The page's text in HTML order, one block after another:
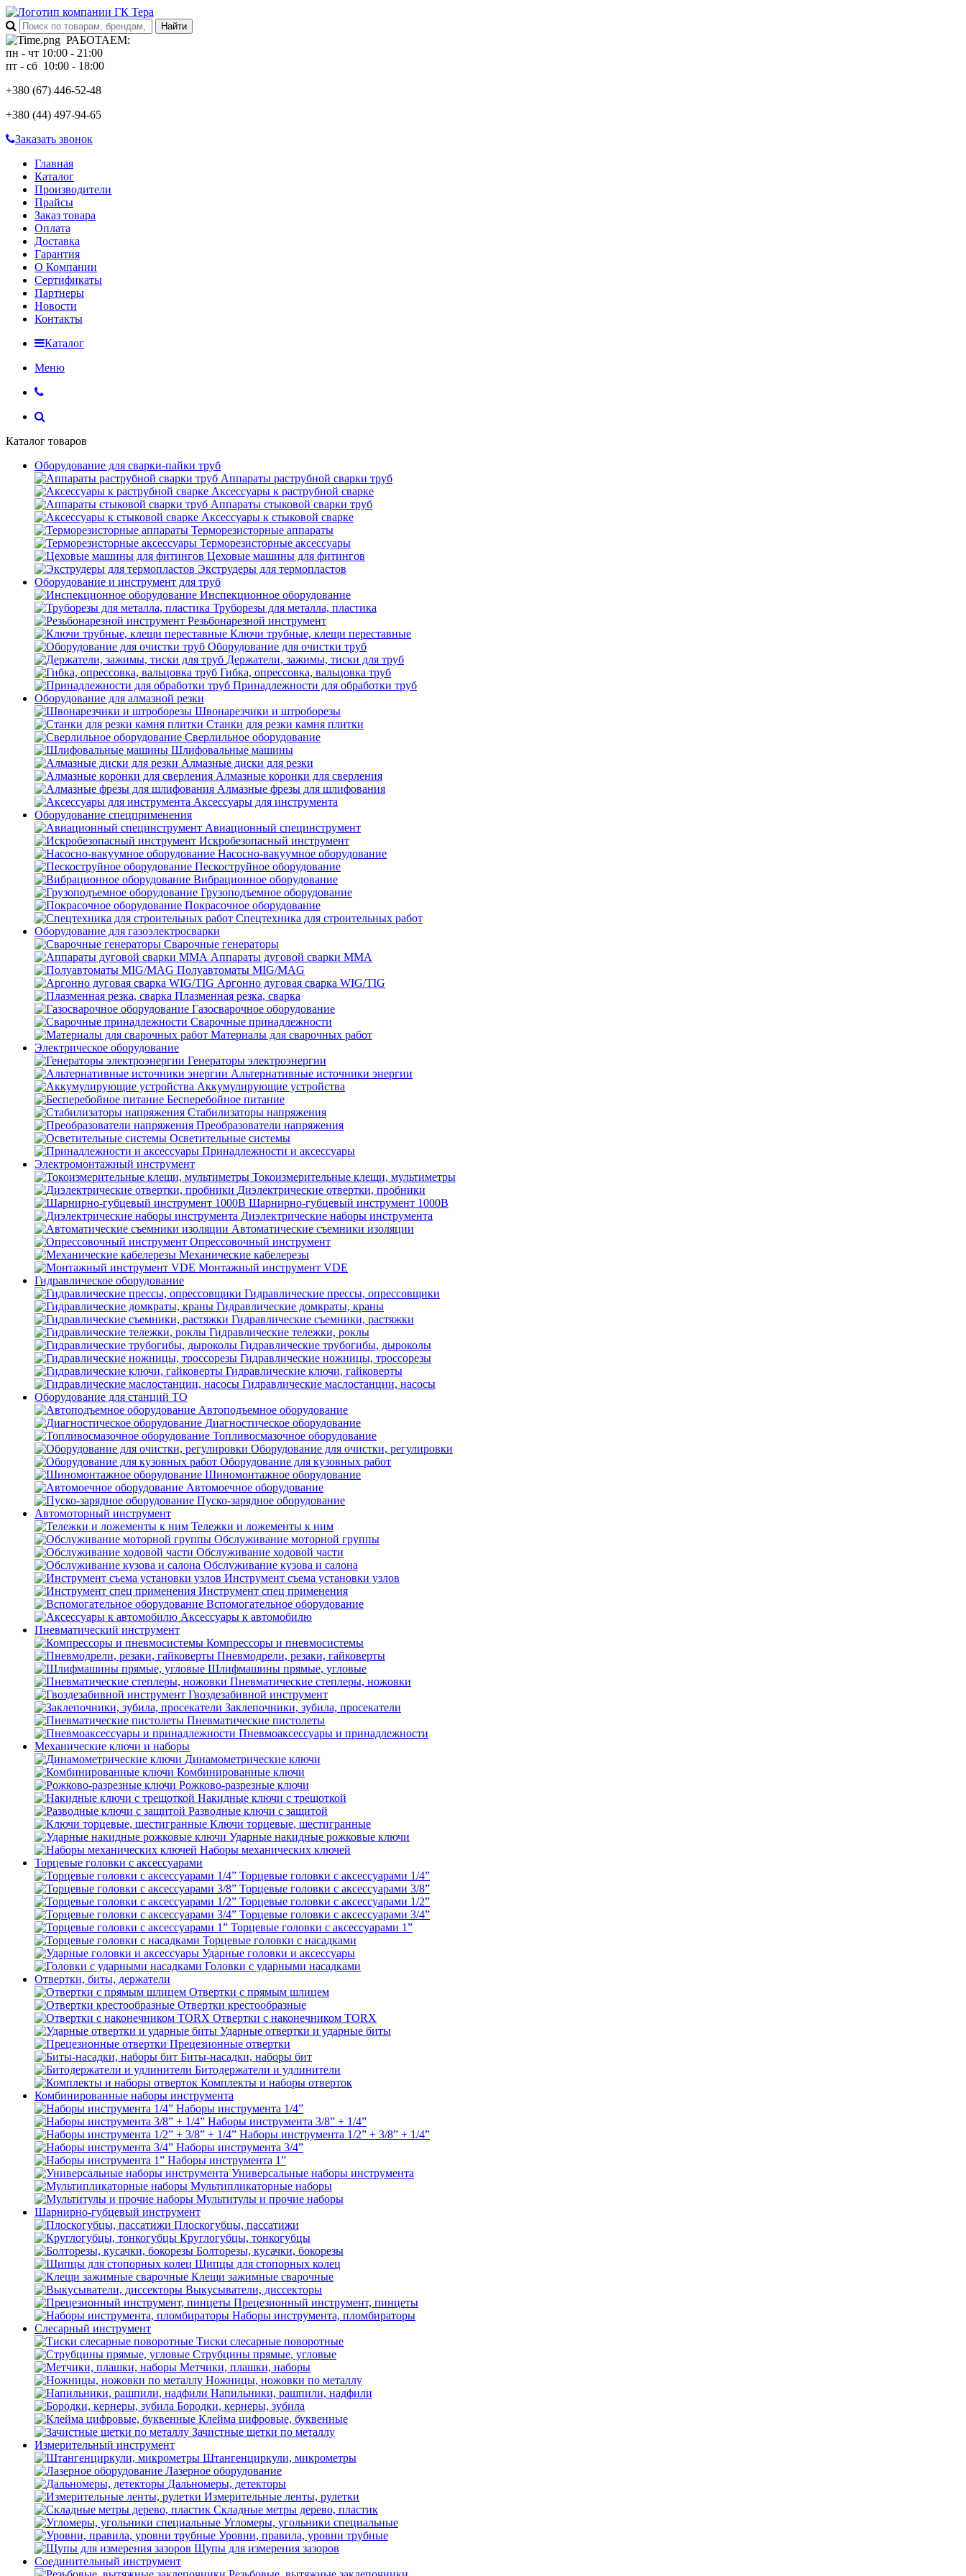
РАБОТАЕМ:
пн - чт 10:00 - 21:00
пт - сб 10:00 - 18:00
+380 (67) 446-52-48
+380 (44) 497-94-65
Заказать звонок
Главная
Каталог
Производители
Прайсы
Заказ товара
Оплата
Доставка
Гарантия
О Компании
Сертификаты
Партнеры
Новости
Контакты
Каталог
Меню
Каталог товаров
Оборудование для сварки-пайки труб
Аппараты раструбной сварки труб
Аксессуары к раструбной сварке
Аппараты стыковой сварки труб
Аксессуары к стыковой сварке
Терморезисторные аппараты
Терморезисторные аксессуары
Цеховые машины для фитингов
Экструдеры для термопластов
Оборудование и инструмент для труб
Инспекционное оборудование
Труборезы для металла, пластика
Резьбонарезной инструмент
Ключи трубные, клещи переставные
Оборудование для очистки труб
Держатели, зажимы, тиски для труб
Гибка, опрессовка, вальцовка труб
Принадлежности для обработки труб
Оборудование для алмазной резки
Швонарезчики и штроборезы
Станки для резки камня плитки
Сверлильное оборудование
Шлифовальные машины
Алмазные диски для резки
Алмазные коронки для сверления
Алмазные фрезы для шлифования
Аксессуары для инструмента
Оборудование спецприменения
Авиационный специнструмент
Искробезопасный инструмент
Насосно-вакуумное оборудование
Пескоструйное оборудование
Вибрационное оборудование
Грузоподъемное оборудование
Покрасочное оборудование
Спецтехника для строительных работ
Оборудование для газоэлектросварки
Сварочные генераторы
Аппараты дуговой сварки MMA
Полуавтоматы MIG/MAG
Аргонно дуговая сварка WIG/TIG
Плазменная резка, сварка
Газосварочное оборудование
Сварочные принадлежности
Материалы для сварочных работ
Электрическое оборудование
Генераторы электроэнергии
Альтернативные источники энергии
Аккумулирующие устройства
Бесперебойное питание
Стабилизаторы напряжения
Преобразователи напряжения
Осветительные системы
Принадлежности и аксессуары
Электромонтажный инструмент
Токоизмерительные клещи, мультиметры
Диэлектрические отвертки, пробники
Шарнирно-губцевый инструмент 1000В
Диэлектрические наборы инструмента
Автоматические съемники изоляции
Опрессовочный инструмент
Механические кабелерезы
Монтажный инструмент VDE
Гидравлическое оборудование
Гидравлические прессы, опрессовщики
Гидравлические домкраты, краны
Гидравлические съемники, растяжки
Гидравлические тележки, роклы
Гидравлические трубогибы, дыроколы
Гидравлические ножницы, троссорезы
Гидравлические ключи, гайковерты
Гидравлические маслостанции, насосы
Оборудование для станций ТО
Автоподъемное оборудование
Диагностическое оборудование
Топливосмазочное оборудование
Оборудование для очистки, регулировки
Оборудование для кузовных работ
Шиномонтажное оборудование
Автомоечное оборудование
Пуско-зарядное оборудование
Автомоторный инструмент
Тележки и ложементы к ним
Обслуживание моторной группы
Обслуживание ходовой части
Обслуживание кузова и салона
Инструмент съема установки узлов
Инструмент спец применения
Вспомогательное оборудование
Аксессуары к автомобилю
Пневматический инструмент
Компрессоры и пневмосистемы
Пневмодрели, резаки, гайковерты
Шлифмашины прямые, угловые
Пневматические степлеры, ножовки
Гвоздезабивной инструмент
Заклепочники, зубила, просекатели
Пневматические пистолеты
Пневмоаксессуары и принадлежности
Механические ключи и наборы
Динамометрические ключи
Комбинированные ключи
Рожково-разрезные ключи
Накидные ключи с трещоткой
Разводные ключи с защитой
Ключи торцевые, шестигранные
Ударные накидные рожковые ключи
Наборы механических ключей
Торцевые головки с аксессуарами
Торцевые головки с аксессуарами 1/4”
Торцевые головки с аксессуарами 3/8”
Торцевые головки с аксессуарами 1/2”
Торцевые головки с аксессуарами 3/4”
Торцевые головки с аксессуарами 1”
Торцевые головки с насадками
Ударные головки и аксессуары
Головки с ударными насадками
Отвертки, биты, держатели
Отвертки с прямым шлицем
Отвертки крестообразные
Отвертки с наконечником TORX
Ударные отвертки и ударные биты
Прецезионные отвертки
Биты-насадки, наборы бит
Битодержатели и удлинители
Комплекты и наборы отверток
Комбинированные наборы инструмента
Наборы инструмента 1/4”
Наборы инструмента 3/8” + 1/4”
Наборы инструмента 1/2” + 3/8” + 1/4”
Наборы инструмента 3/4”
Наборы инструмента 1”
Универсальные наборы инструмента
Мультипликаторные наборы
Мультитулы и прочие наборы
Шарнирно-губцевый инструмент
Плоскогубцы, пассатижи
Круглогубцы, тонкогубцы
Болторезы, кусачки, бокорезы
Щипцы для стопорных колец
Клещи зажимные сварочные
Выкусыватели, диссекторы
Прецезионный инструмент, пинцеты
Наборы инструмента, пломбираторы
Слесарный инструмент
Тиски слесарные поворотные
Струбцины прямые, угловые
Метчики, плашки, наборы
Ножницы, ножовки по металлу
Напильники, рашпили, надфили
Бородки, кернеры, зубила
Клейма цифровые, буквенные
Зачистные щетки по металлу
Измерительный инструмент
Штангенциркули, микрометры
Лазерное оборудование
Дальномеры, детекторы
Измерительные ленты, рулетки
Складные метры дерево, пластик
Угломеры, угольники специальные
Уровни, правила, уровни трубные
Щупы для измерения зазоров
Соединительный инструмент